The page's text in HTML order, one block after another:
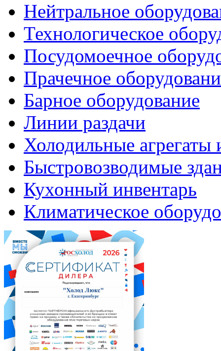
Нейтральное
Технологическое
Посудомоечное
Прачечное
Барное оборудование
Линии раздачи
Холодильные агрегаты
Быстровозводимые
Кухонный инвентарь
Климатическое